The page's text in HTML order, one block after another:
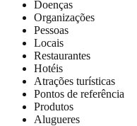
Doenças
Organizações
Pessoas
Locais
Restaurantes
Hotéis
Atrações turísticas
Pontos de referência
Produtos
Alugueres